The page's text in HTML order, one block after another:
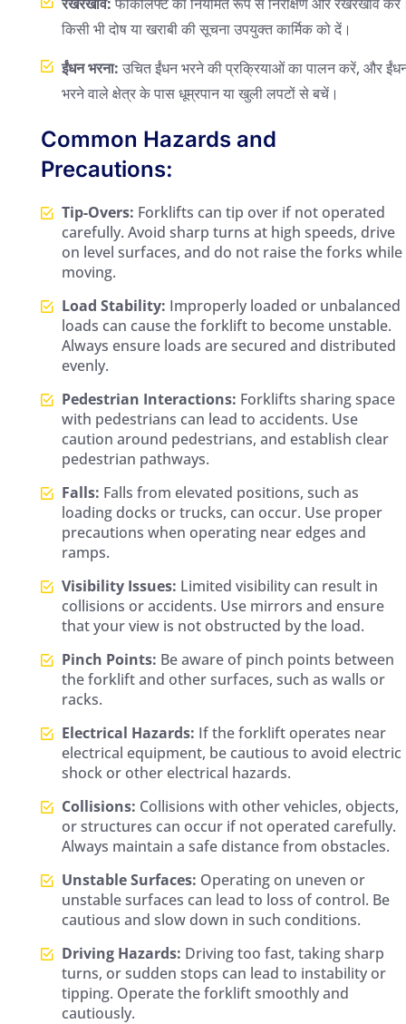
किसी भी दोष या खराबी की सूचना उपयुक्त कार्मिक को दें।
ईंधन भरना: उचित ईंधन भरने की प्रक्रियाओं का पालन करें, और
भरने वाले क्षेत्र के पास धूम्रपान या खुली लपटों से बचें।
Common Hazards and
Precautions:
Tip-Overs: Forklifts can tip over if not operated
carefully. Avoid sharp turns at high speeds, drive
on level surfaces, and do not raise the forks while
moving.
Load Stability: Improperly loaded or unbalanced
loads can cause the forklift to become unstable.
Always ensure loads are secured and distributed
evenly.
Pedestrian Interactions: Forklifts sharing space
with pedestrians can lead to accidents. Use
caution around pedestrians, and establish clear
pedestrian pathways.
Falls: Falls from elevated positions, such as
loading docks or trucks, can occur. Use proper
precautions when operating near edges and
ramps.
Visibility Issues: Limited visibility can result in
collisions or accidents. Use mirrors and ensure
that your view is not obstructed by the load.
Pinch Points: Be aware of pinch points between
the forklift and other surfaces, such as walls or
racks.
Electrical Hazards: If the forklift operates near
electrical equipment, be cautious to avoid electric
shock or other electrical hazards.
Collisions: Collisions with other vehicles, objects,
or structures can occur if not operated carefully.
Always maintain a safe distance from obstacles.
Unstable Surfaces: Operating on uneven or
unstable surfaces can lead to loss of control. Be
cautious and slow down in such conditions.
Driving Hazards: Driving too fast, taking sharp
turns, or sudden stops can lead to instability or
tipping. Operate the forklift smoothly and
cautiously.